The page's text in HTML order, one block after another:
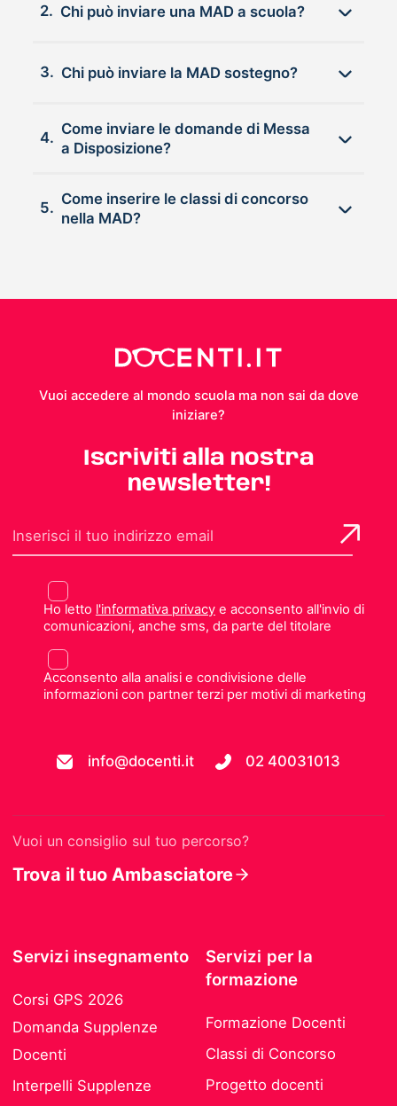
2. Chi può inviare una MAD a scuola?
3. Chi può inviare la MAD sostegno?
4.
Come inviare le domande di Messa
a Disposizione?
5.
Come inserire le classi di concorso
nella MAD?
Vuoi accedere al mondo scuola ma non sai da dove
iniziare?
Iscriviti alla nostra
newsletter!
Ho letto l'informativa privacye acconsento all'invio di
comunicazioni, anche sms, da parte del titolare
Acconsento alla analisi e condivisione delle
informazioni con partner terzi per motivi di marketing
info@docenti.it 02 40031013
Vuoi un consiglio sul tuo percorso?
Trova il tuo Ambasciatore
Servizi insegnamento
Corsi GPS 2026
Domanda Supplenze
Docenti
Interpelli Supplenze
Servizi per la
formazione
Formazione Docenti
Classi di Concorso
Progetto docenti